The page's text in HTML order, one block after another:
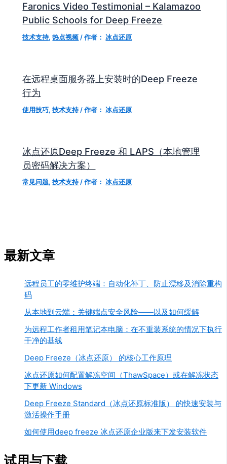
Faronics Video Testimonial – Kalamazoo
Public Schools for Deep Freeze
技术支持,热点视频 / 作者： 冰点还原
在远程桌面服务器上安装时的Deep Freeze
行为
使用技巧,技术支持 / 作者： 冰点还原
冰点还原Deep Freeze 和 LAPS（本地管理
员密码解决方案）
常见问题,技术支持 / 作者： 冰点还原
最新文章
远程员工的零维护终端：自动化补丁、防止漂移及消除重构
码
从本地到云端：关键端点安全风险——以及如何缓解
为远程工作者租用笔记本电脑：在不重装系统的情况下执行
干净的基线
Deep Freeze（冰点还原） 的核心工作原理
冰点还原如何配置解冻空间（ThawSpace）或在解冻状态
下更新 Windows
Deep Freeze Standard（冰点还原标准版） 的快速安装与
激活操作手册
如何使用deep freeze 冰点还原企业版来下发安装软件
试用与下载